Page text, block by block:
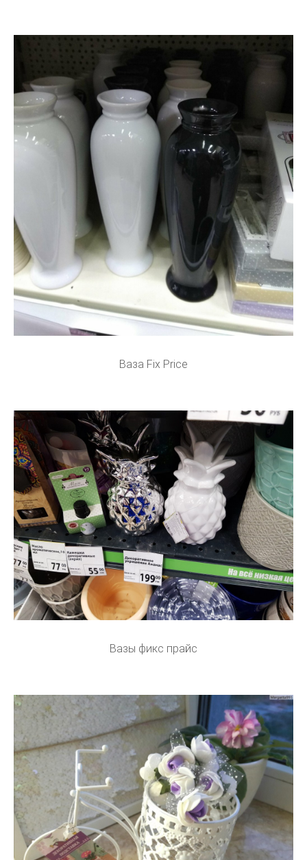
Ваза Fix Price
Вазы фикс прайс